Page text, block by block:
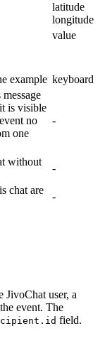
latitude
longitude
value
example keyboard
is visible
no
one
-
without
-
chat are
-
JivoChat user, a
event. The
field.